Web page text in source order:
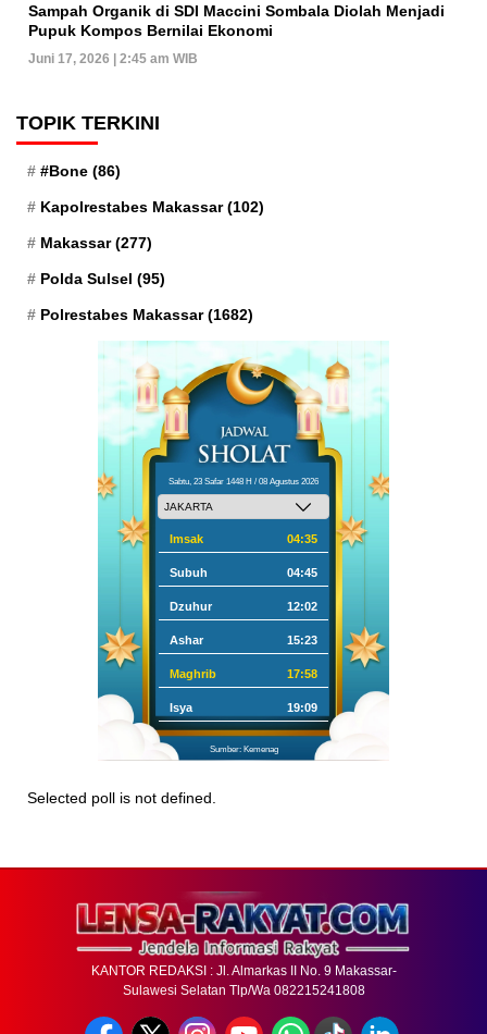
Sampah Organik di SDI Maccini Sombala Diolah Menjadi
Pupuk Kompos Bernilai Ekonomi
Juni 17, 2026 | 2:45 am WIB
TOPIK TERKINI
#Bone (86)
Kapolrestabes Makassar(102)
Makassar(277)
Polda Sulsel (95)
Polrestabes Makassar(1682)
Sabtu, 23 Safar 1448 H / 08 Agustus 2026
Imsak 04:35
Subuh 04:45
Dzuhur 12:02
Ashar 15:23
Maghrib 17:58
Isya 19:09
Sumber: Kemenag
Selected poll is not defined.
KANTOR REDAKSI : Jl. Almarkas II No. 9 Makassar-
Sulawesi Selatan Tlp/Wa 082215241808